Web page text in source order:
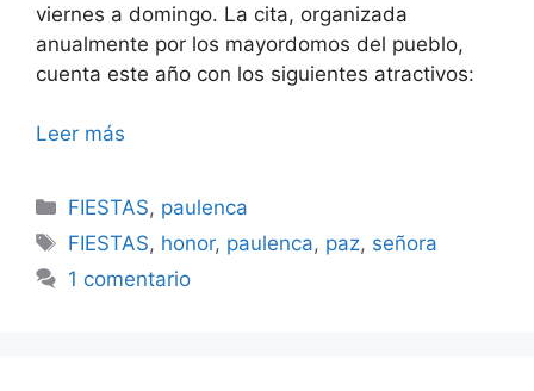
viernes a domingo. La cita, organizada
anualmente por los mayordomos del pueblo,
cuenta este año con los siguientes atractivos:
Leer más
Categorías
FIESTAS, paulenca
Etiquetas
FIESTAS, honor, paulenca, paz, señora
1 comentario